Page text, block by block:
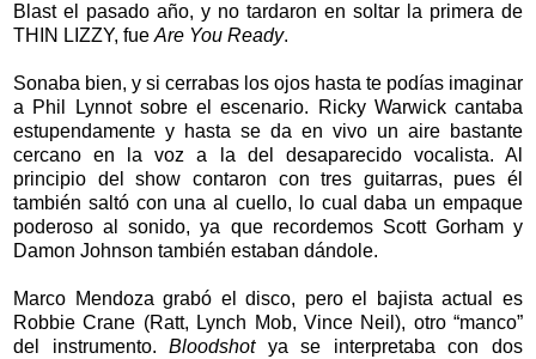
Blast el pasado año, y no tardaron en soltar la primera de
THIN LIZZY, fueAre You Ready.
Sonaba bien, y si cerrabas los ojos hasta te podías imaginar
a Phil Lynnot sobre el escenario. Ricky Warwick cantaba
estupendamente y hasta se da en vivo un aire bastante
cercano en la voz a la del desaparecido vocalista. Al
principio del show contaron con tres guitarras, pues él
también saltó con una al cuello, lo cual daba un empaque
poderoso al sonido, ya que recordemos Scott Gorham y
Damon Johnson también estaban dándole.
Marco Mendoza grabó el disco, pero el bajista actual es
Robbie Crane (Ratt, Lynch Mob, Vince Neil), otro “manco”
del instrumento.Bloodshotya se interpretaba con dos